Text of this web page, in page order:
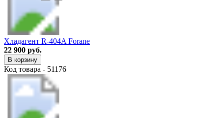
Хладагент R-404A Forane
22 900 руб.
В корзину
Код товара - 51176